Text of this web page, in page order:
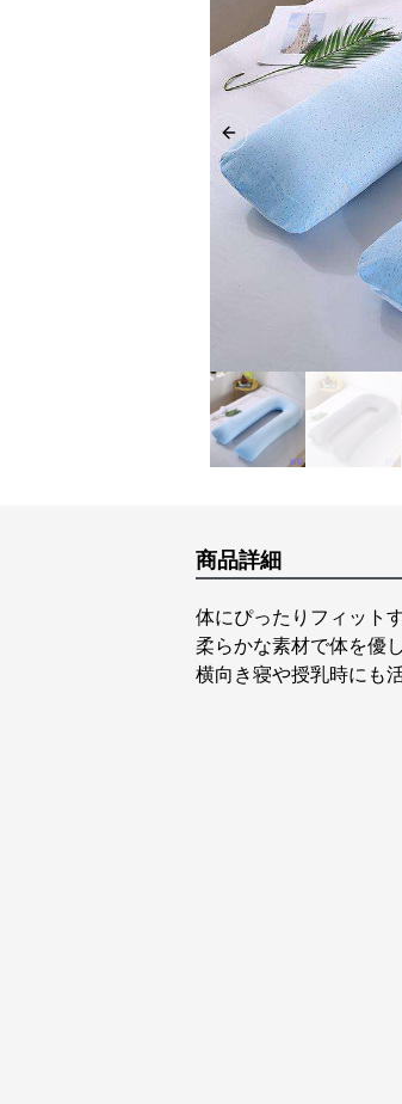
Previous slide
商品詳細
体にぴったりフィット
柔らかな素材で体を優
横向き寝や授乳時にも